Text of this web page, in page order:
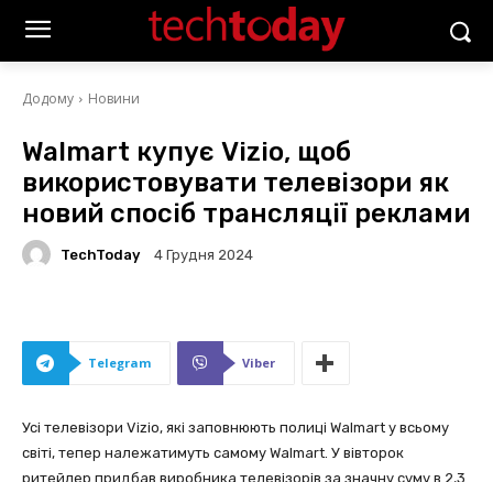
Додому Новини
Walmart купує Vizio, щоб
використовувати телевізори як
новий спосіб трансляції реклами
TechToday 4 Грудня 2024
Telegram Viber
Усі телевізори Vizio, які заповнюють полиці Walmart у всьому
світі, тепер належатимуть самому Walmart. У вівторок
ритейлер придбав виробника телевізорів за значну суму в 2,3